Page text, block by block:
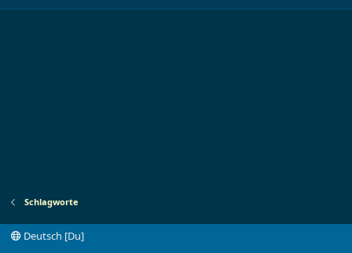
Schlagworte
Deutsch [Du]